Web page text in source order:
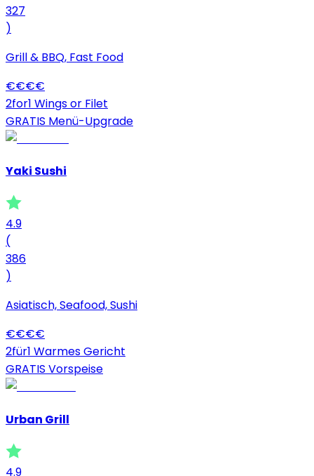
327
)
Grill & BBQ, Fast Food
€€€€
2for1 Wings or Filet
GRATIS Menü-Upgrade
Yaki Sushi
4.9
(
386
)
Asiatisch, Seafood, Sushi
€€€€
2für1 Warmes Gericht
GRATIS Vorspeise
Urban Grill
4.9